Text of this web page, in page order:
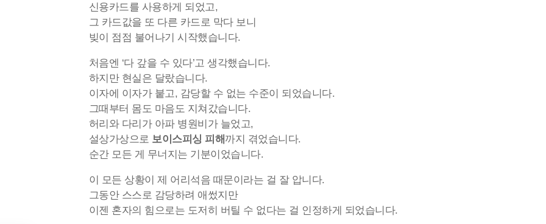
신용카드를 사용하게 되었고,
그 카드값을 또 다른 카드로 막다 보니
빚이 점점 불어나기 시작했습니다.
처음엔 ‘다 갚을 수 있다’고 생각했습니다.
하지만 현실은 달랐습니다.
이자에 이자가 붙고, 감당할 수 없는 수준이 되었습니다.
그때부터 몸도 마음도 지쳐갔습니다.
허리와 다리가 아파 병원비가 늘었고,
설상가상으로 보이스피싱 피해까지 겪었습니다.
순간 모든 게 무너지는 기분이었습니다.
이 모든 상황이 제 어리석음 때문이라는 걸 잘 압니다.
그동안 스스로 감당하려 애썼지만
이젠 혼자의 힘으로는 도저히 버틸 수 없다는 걸 인정하게 되었습니다.